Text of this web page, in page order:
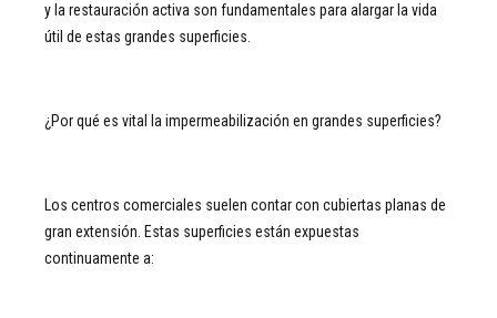
y la restauración activa son fundamentales para alargar la vida
útil de estas grandes superficies.
¿Por qué es vital la impermeabilización en grandes superficies?
Los centros comerciales suelen contar con cubiertas planas de
gran extensión. Estas superficies están expuestas
continuamente a: